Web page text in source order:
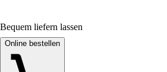
Bequem liefern lassen
Online bestellen